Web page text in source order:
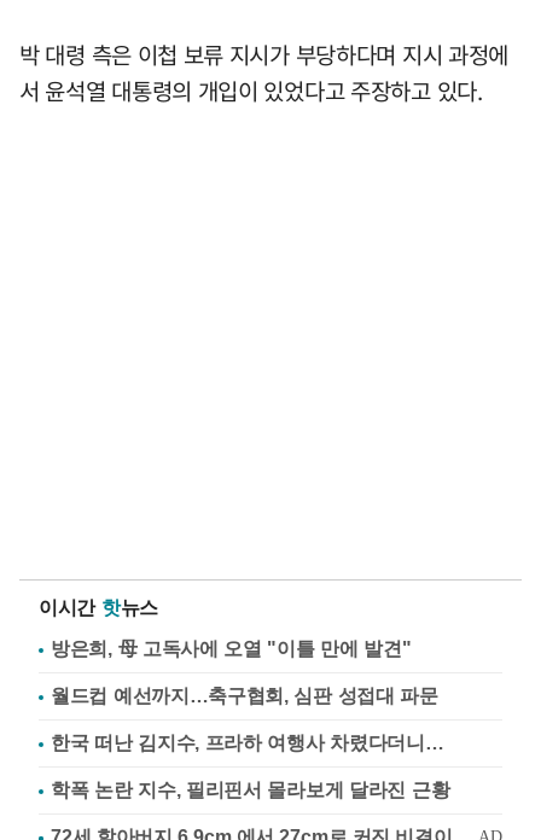
박 대령 측은 이첩 보류 지시가 부당하다며 지시 과정에
서 윤석열 대통령의 개입이 있었다고 주장하고 있다.
이시간 핫뉴스
방은희, 母 고독사에 오열 "이틀 만에 발견"
월드컵 예선까지…축구협회, 심판 성접대 파문
한국 떠난 김지수, 프라하 여행사 차렸다더니…
학폭 논란 지수, 필리핀서 몰라보게 달라진 근황